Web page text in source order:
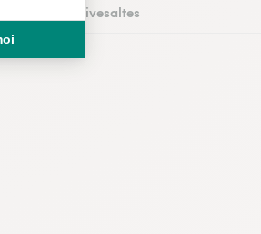
Fleuristes à Rivesaltes
Fleuristes à Saleilles